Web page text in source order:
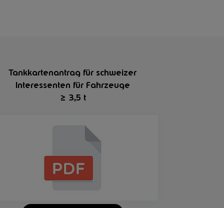
Tankkartenantrag für schweizer
Interessenten für Fahrzeuge
≥ 3,5 t